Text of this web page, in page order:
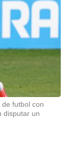
futbol con
disputar un